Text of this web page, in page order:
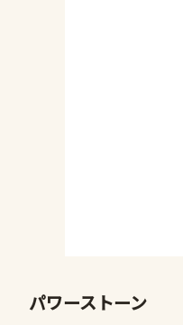
パワーストーン